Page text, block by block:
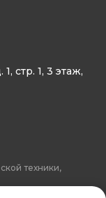
стр. 1, 3 этаж,
техники,